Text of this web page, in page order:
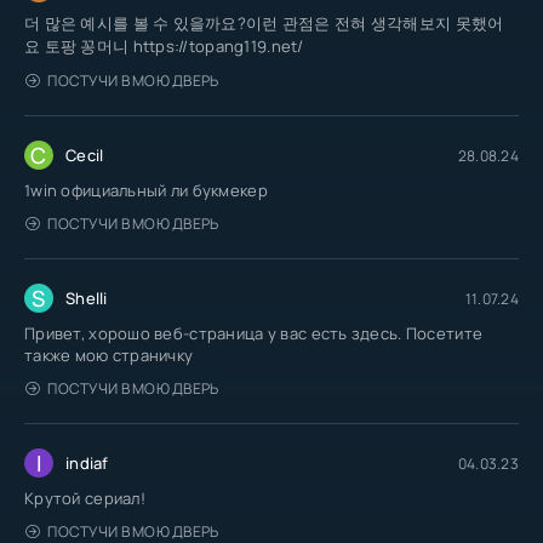
더 많은 예시를 볼 수 있을까요?이런 관점은 전혀 생각해보지 못했어
요 토팡 꽁머니 https://topang119.net/
ПОСТУЧИ В МОЮ ДВЕРЬ
C Cecil 28.08.24
1win официальный ли букмекер
ПОСТУЧИ В МОЮ ДВЕРЬ
S Shelli 11.07.24
Привет, хорошо веб-страница у вас есть здесь. Посетите
также мою страничку
ПОСТУЧИ В МОЮ ДВЕРЬ
I indiaf 04.03.23
Крутой сериал!
ПОСТУЧИ В МОЮ ДВЕРЬ